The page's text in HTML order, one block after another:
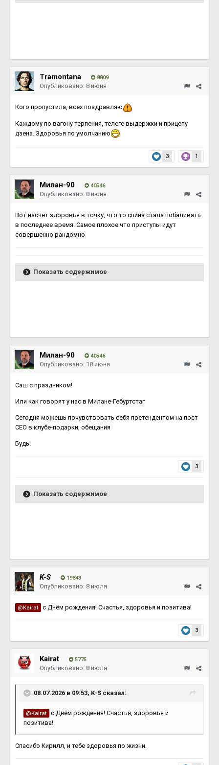
Tramontana 8809
Опубликовано: 8 июня
Кого пропустила, всех поздравляю
Каждому по вагону терпения, телеге выдержки и прицепу
дзена. Здоровья по умолчанию
3 1
Милан-90 40546
Опубликовано: 8 июня
Вот насчет здоровья в точку, что то спина стала побаливать
в последнее время. Самое плохое что приступы идут
совершенно рандомно
Показать содержимое
Милан-90 40546
Опубликовано: 18 июня
Саш с праздником!
Или как говорят у нас в Милане-Гебуртстаг
Сегодня можешь почувствовать себя претендентом на пост
СЕО в клубе-подарки, обещания
Будь!
3
Показать содержимое
K-S 19843
Опубликовано: 8 июля
@Kairat с Днём рождения! Счастья, здоровья и позитива!
3
Kairat 5775
Опубликовано: 8 июля
08.07.2026 в 09:53, K-S сказал:
@Kairat
с Днём рождения! Счастья, здоровья и
позитива!
Спасибо Кирилл, и тебе здоровья по жизни.